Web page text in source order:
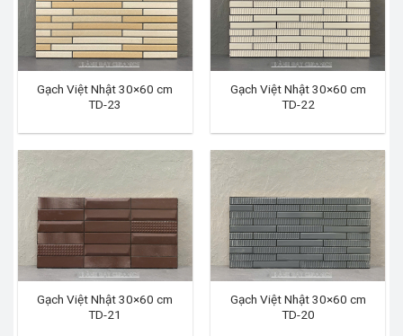
Gạch Việt Nhật 30×60 cm
TD-23
Gạch Việt Nhật 30×60 cm
TD-22
Gạch Việt Nhật 30×60 cm
TD-21
Gạch Việt Nhật 30×60 cm
TD-20